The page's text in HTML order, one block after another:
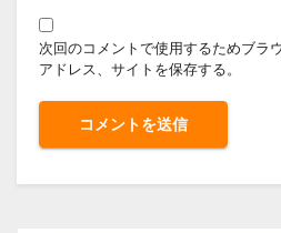
次回のコメントで使用するためブラ
アドレス、サイトを保存する。